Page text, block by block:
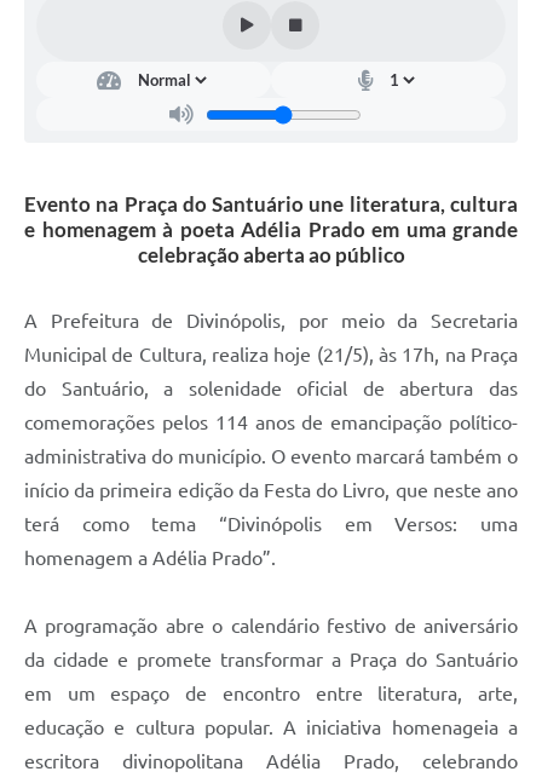
Evento na Praça do Santuário une literatura, cultura
e homenagem à poeta Adélia Prado em uma grande
celebração aberta ao público
A Prefeitura de Divinópolis, por meio da Secretaria
Municipal de Cultura, realiza hoje (21/5), às 17h, na Praça
do Santuário, a solenidade oficial de abertura das
comemorações pelos 114 anos de emancipação político-
administrativa do município. O evento marcará também o
início da primeira edição da Festa do Livro, que neste ano
terá como tema “Divinópolis em Versos: uma
homenagem a Adélia Prado”.
A programação abre o calendário festivo de aniversário
da cidade e promete transformar a Praça do Santuário
em um espaço de encontro entre literatura, arte,
educação e cultura popular. A iniciativa homenageia a
escritora divinopolitana Adélia Prado, celebrando